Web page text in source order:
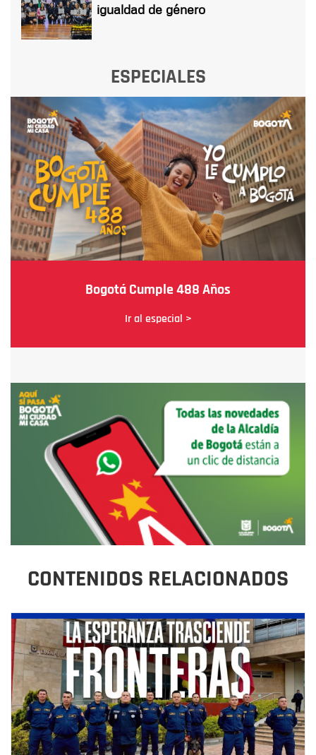
igualdad de género
ESPECIALES
Bogotá Cumple 488 Años
Ir al especial >
CONTENIDOS RELACIONADOS